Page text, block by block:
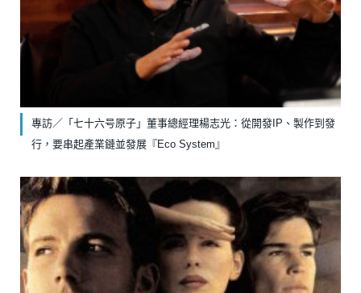
專訪／「七十六号原子」董事總經理楊志光：從開發IP、製作到發
行，要串起產業鏈並發展『Eco System』